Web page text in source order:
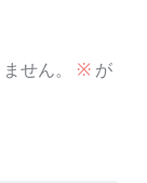
せん。 ※が